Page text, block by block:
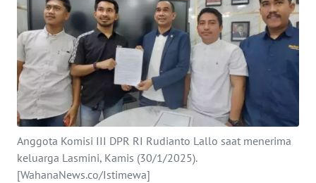
Anggota Komisi III DPR RI Rudianto Lallo saat menerima
keluarga Lasmini, Kamis (30/1/2025).
[WahanaNews.co/Istimewa]
SAINS-TEKNO
KESEHATAN
INTERNASIONAL
SERBA-SERBI
PENDIDIKAN